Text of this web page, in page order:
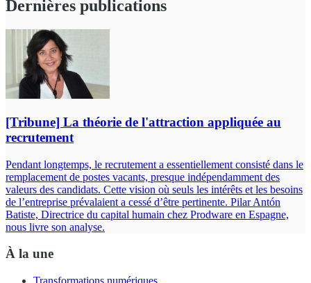
Dernières publications
[Tribune] La théorie de l'attraction appliquée au
recrutement
Pendant longtemps, le recrutement a essentiellement consisté dans le
remplacement de postes vacants, presque indépendamment des
valeurs des candidats. Cette vision où seuls les intérêts et les besoins
de l’entreprise prévalaient a cessé d’être pertinente. Pilar Antón
Batiste, Directrice du capital humain chez Prodware en Espagne,
nous livre son analyse.
À la une
Transformations numériques